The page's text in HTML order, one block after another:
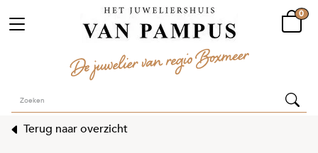
0
Terug naar overzicht